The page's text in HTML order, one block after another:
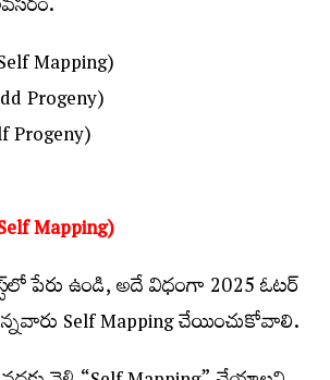
Mapping)
Progeny)
Progeny)
Mapping)
పేరు ఉండి, అదే విధంగా 2025 ఓటర్
Self Mapping చేయించుకోవాలి.